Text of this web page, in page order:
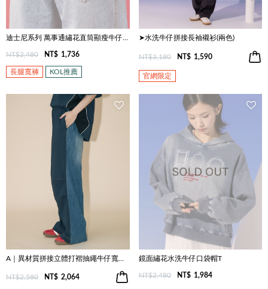
迪士尼系列 萬事通繡花直筒顯瘦牛仔褲(兩色)
NT$2,480 NT$ 1,736
長腿寬褲 KOL推薦
➤水洗牛仔拼接長袖襯衫(兩色)
NT$3,180 NT$ 1,590
官網限定
A｜異材質拼接立體打褶抽繩牛仔寬褲(兩色)
NT$2,580 NT$ 2,064
鏡面繡花水洗牛仔口袋帽T
NT$2,480 NT$ 1,984